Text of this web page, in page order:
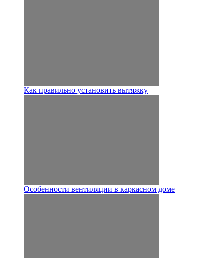
Как правильно установить вытяжку
Особенности вентиляции в каркасном доме